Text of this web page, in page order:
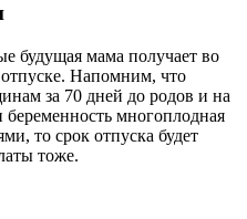
будущая мама получает во
Напомним, что
за 70 дней до родов и на
многоплодная
то срок отпуска будет
тоже.